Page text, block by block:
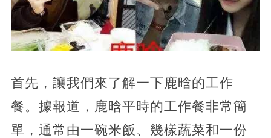
首先，讓我們來了解一下鹿晗的工作
餐。據報道，鹿晗平時的工作餐非常簡
單，通常由一碗米飯、幾樣蔬菜和一份